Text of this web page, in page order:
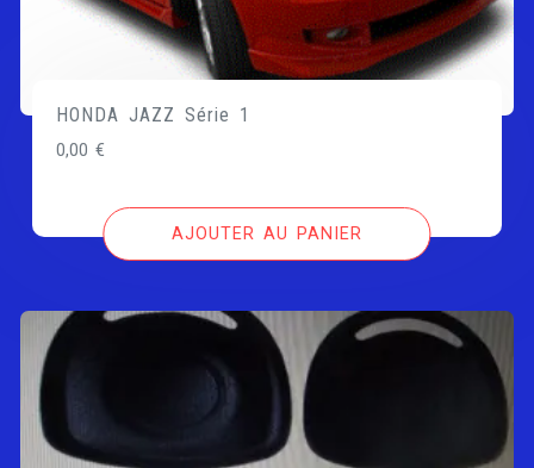
HONDA JAZZ Série 1
0,00€
AJOUTER AU PANIER